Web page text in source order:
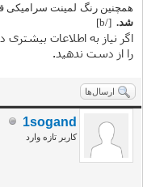
همچنین رنگ لمینت سرامیکی
شد. [/b]
اگر نیاز به اطلاعات
را از دست ندهید.
ارسال‌ها
1sogand
کاربر تازه وارد